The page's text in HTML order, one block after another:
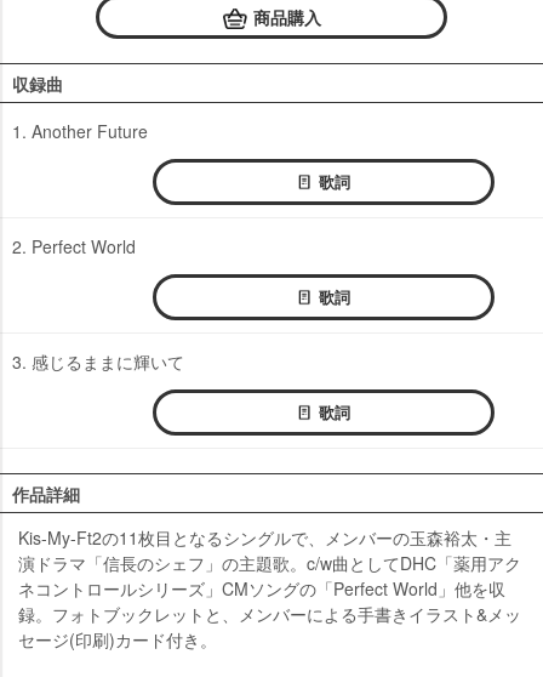
商品購入
収録曲
1. Another Future
歌詞
2. Perfect World
歌詞
3. 感じるままに輝いて
歌詞
作品詳細
Kis-My-Ft2の11枚目となるシングルで、メンバーの玉森裕太・主
演ドラマ「信長のシェフ」の主題歌。c/w曲としてDHC「薬用アク
ネコントロールシリーズ」CMソングの「Perfect World」他を収
録。フォトブックレットと、メンバーによる手書きイラスト&メッ
セージ(印刷)カード付き。